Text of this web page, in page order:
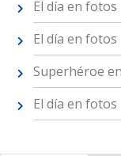
El día en fotos
El día en fotos
Superhéroe
El día en fotos